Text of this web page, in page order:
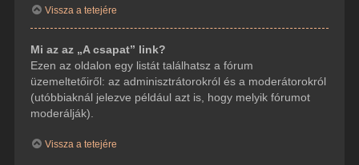
Vissza a tetejére
Mi az az „A csapat” link?
Ezen az oldalon egy listát találhatsz a fórum
üzemeltetőiről: az adminisztrátorokról és a moderátorokról
(utóbbiaknál jelezve például azt is, hogy melyik fórumot
moderálják).
Vissza a tetejére